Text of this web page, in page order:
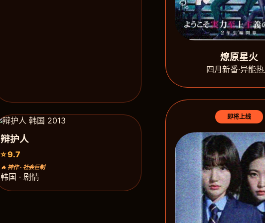
辩护人
⭐ 9.7
🔥 神作 · 社会巨制
韩国 · 剧情
燎原星火
四月新番·异能
即将上线